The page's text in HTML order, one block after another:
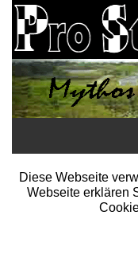
Startseite
Diese Webseite
Webseite erklären